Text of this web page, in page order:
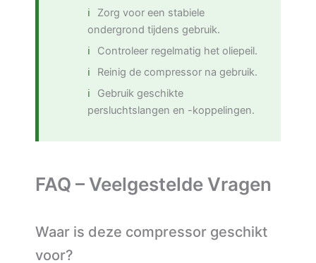
Zorg voor een stabiele
ondergrond tijdens gebruik.
Controleer regelmatig het oliepeil.
Reinig de compressor na gebruik.
Gebruik geschikte
persluchtslangen en -koppelingen.
FAQ – Veelgestelde Vragen
Waar is deze compressor geschikt
voor?